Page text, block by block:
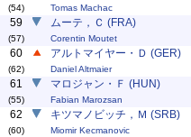
(54) Tomas Machac
59
(57)
ムーテ，Ｃ (FRA)
Corentin Moutet
60
(62)
アルトマイヤー・Ｄ (GER)
Daniel Altmaier
61
(55)
マロジャン・Ｆ (HUN)
Fabian Marozsan
62
(60)
キツマノビッチ，Ｍ (SRB)
Miomir Kecmanovic